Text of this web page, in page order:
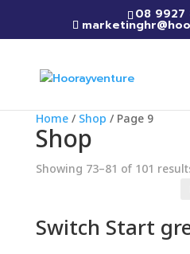
08 9927
Home/ Shop / Page 9
Shop
Showing 73–81 of 101
Switch Start